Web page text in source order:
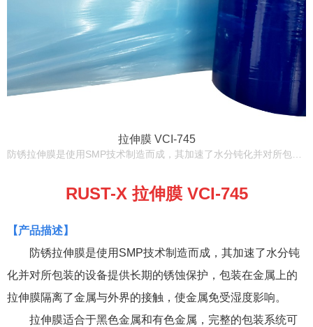
拉伸膜 VCI-745
RUST-X 拉伸膜 VCI-745
【产品描述】
防锈拉伸膜是使用SMP技术制造而成，其加速了水分钝
化并对所包装的设备提供长期的锈蚀保护， 包装在金属上的
拉伸膜隔离了金属与外界的接触，使金属免受湿度影响。
拉伸膜适合于黑色金属和有色金属，完整的包装系统可